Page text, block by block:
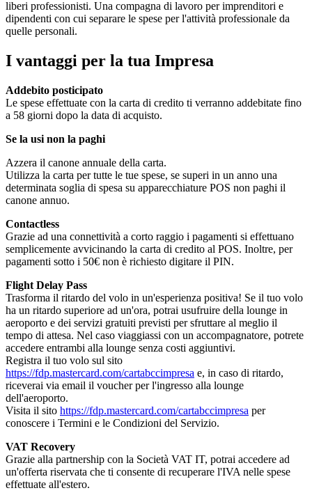
liberi professionisti. Una compagna di lavoro per imprenditori e
dipendenti con cui separare le spese per l'attività professionale da
quelle personali.
I vantaggi per la tua Impresa
Addebito posticipato
Le spese effettuate con la carta di credito ti verranno addebitate fino
a 58 giorni dopo la data di acquisto.
Se la usi non la paghi
Azzera il canone annuale della carta.
Utilizza la carta per tutte le tue spese, se superi in un anno una
determinata soglia di spesa su apparecchiature POS non paghi il
canone annuo.
Contactless
Grazie ad una connettività a corto raggio i pagamenti si effettuano
semplicemente avvicinando la carta di credito al POS. Inoltre, per
pagamenti sotto i 50€ non è richiesto digitare il PIN.
Flight Delay Pass
Trasforma il ritardo del volo in un'esperienza positiva! Se il tuo volo
ha un ritardo superiore ad un'ora, potrai usufruire della lounge in
aeroporto e dei servizi gratuiti previsti per sfruttare al meglio il
tempo di attesa. Nel caso viaggiassi con un accompagnatore, potrete
accedere entrambi alla lounge senza costi aggiuntivi.
Registra il tuo volo sul sito
https://fdp.mastercard.com/cartabccimpresa e, in caso di ritardo,
riceverai via email il voucher per l'ingresso alla lounge
dell'aeroporto.
Visita il sito https://fdp.mastercard.com/cartabccimpresa per
conoscere i Termini e le Condizioni del Servizio.
VAT Recovery
Grazie alla partnership con la Società VAT IT, potrai accedere ad
un'offerta riservata che ti consente di recuperare l'IVA nelle spese
effettuate all'estero.